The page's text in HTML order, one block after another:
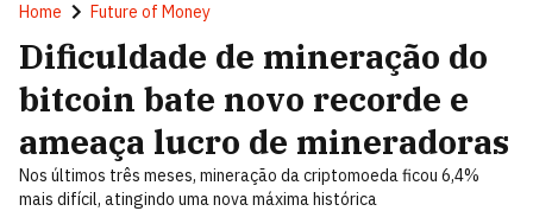
Home Future of Money
Dificuldade de mineração do
bitcoin bate novo recorde e
ameaça lucro de mineradoras
Nos últimos três meses, mineração da criptomoeda ficou 6,4%
mais difícil, atingindo uma nova máxima histórica